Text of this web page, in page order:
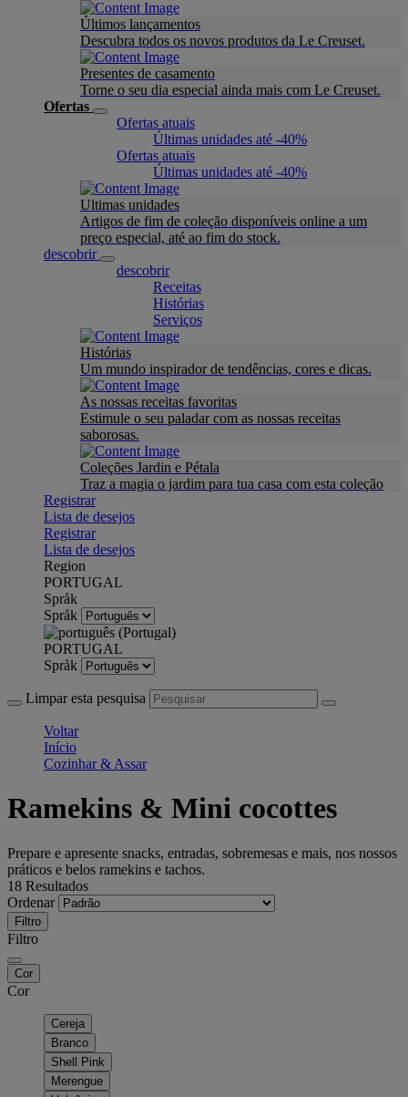
Últimos lançamentos
Descubra todos os novos produtos da Le Creuset.
Presentes de casamento
Torne o seu dia especial ainda mais com Le Creuset.
Ofertas
Ofertas atuais
Últimas unidades até -40%
Ofertas atuais
Últimas unidades até -40%
Ultimas unidades
Artigos de fim de coleção disponíveis online a um
preço especial, até ao fim do stock.
descobrir
descobrir
Receitas
Histórias
Serviços
Histórias
Um mundo inspirador de tendências, cores e dicas.
As nossas receitas favoritas
Estimule o seu paladar com as nossas receitas
saborosas.
Coleções Jardin e Pétala
Traz a magia o jardim para tua casa com esta coleção
Registrar
Lista de desejos
Registrar
Lista de desejos
Region
PORTUGAL
Språk
Språk
PORTUGAL
Språk
Limpar esta pesquisa
Voltar
Início
Cozinhar & Assar
Ramekins & Mini cocottes
Prepare e apresente snacks, entradas, sobremesas e mais, nos nossos
práticos e belos ramekins e tachos.
18 Resultados
Ordenar
Filtro
Filtro
Cor
Cor
Cereja
Branco
Shell Pink
Merengue